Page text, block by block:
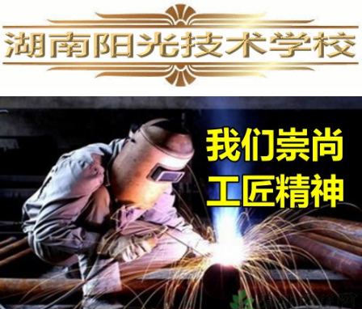
手机维修培训,手机维修培训学校,手机维修培训班